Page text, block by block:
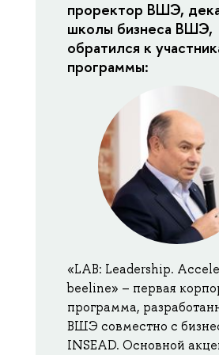
проректор ВШЭ,
школы бизнеса ВШЭ,
обратился к
программы:
«LAB: Leadership.
beeline» – первая
программа,
ВШЭ совместно с
INSEAD. Основной